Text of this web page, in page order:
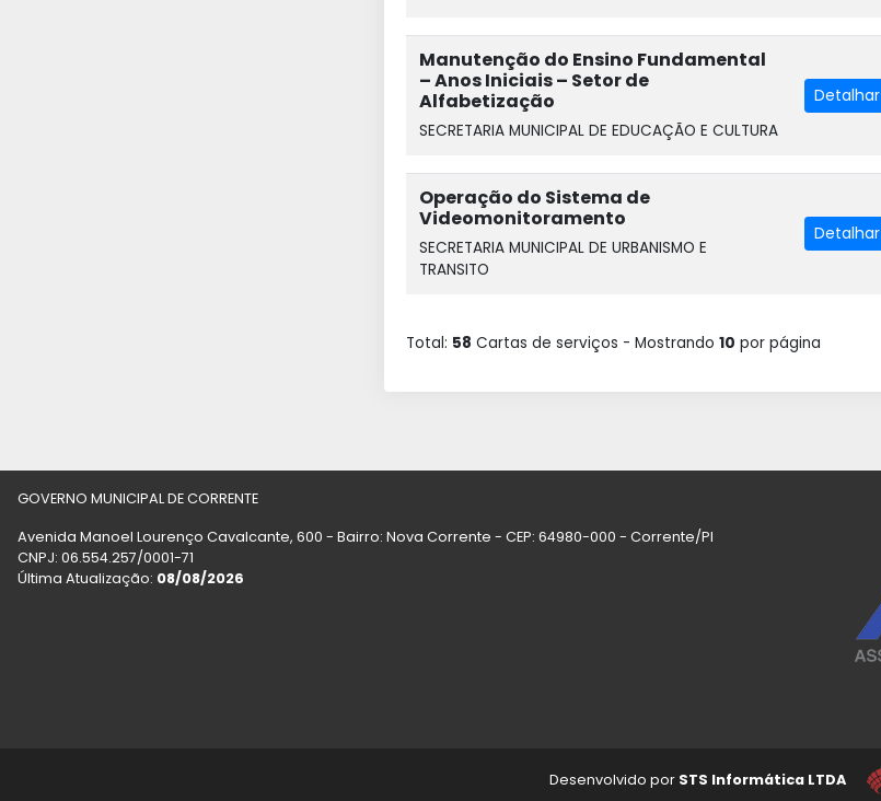
Manutenção do Ensino Fundamental
– Anos Iniciais – Setor de
Alfabetização
SECRETARIA MUNICIPAL DE EDUCAÇÃO E CULTURA
Detalhar
Operação do Sistema de
Videomonitoramento
SECRETARIA MUNICIPAL DE URBANISMO E
TRANSITO
Detalhar
Total: 58 Cartas de serviços - Mostrando 10 por página
GOVERNO MUNICIPAL DE CORRENTE
Avenida Manoel Lourenço Cavalcante, 600 - Bairro: Nova Corrente - CEP: 64980-000 - Corrente/PI
CNPJ: 06.554.257/0001-71
Última Atualização: 08/08/2026
Desenvolvido por STS Informática LTDA